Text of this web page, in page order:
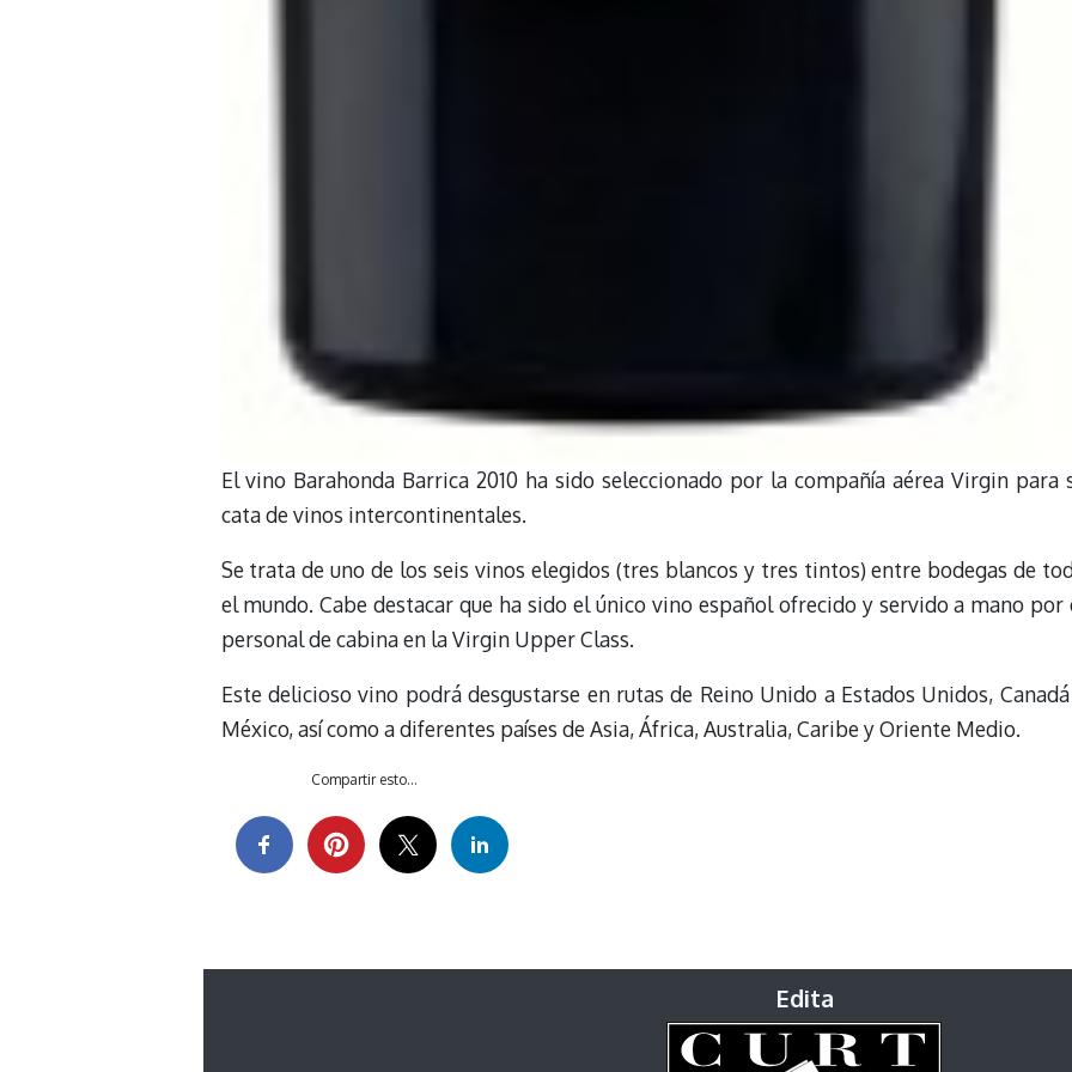
El vino Barahonda Barrica 2010 ha sido seleccionado por la compañía aérea Virgin para
cata de vinos intercontinentales.
Se trata de uno de los seis vinos elegidos (tres blancos y tres tintos) entre bodegas de
el mundo. Cabe destacar que ha sido el único vino español ofrecido y servido a mano por
personal de cabina en la Virgin Upper Class.
Este delicioso vino podrá desgustarse en rutas de Reino Unido a Estados Unidos,
México, así como a diferentes países de Asia, África, Australia, Caribe y Oriente Medio.
Compartir esto...
Edita